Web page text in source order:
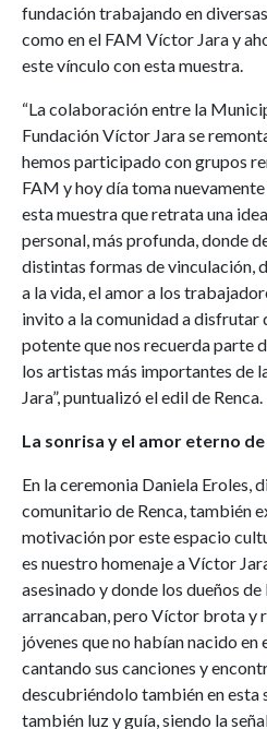
fundación trabajando en
como en el FAM Víctor Jara y
este vínculo con esta muestra.
“La colaboración entre la
Fundación Víctor Jara se
hemos participado con grupos
FAM y hoy día toma
esta muestra que retrata una
personal, más profunda, donde
distintas formas de vinculación,
a la vida, el amor a los
invito a la comunidad a disfrutar
potente que nos recuerda parte
los artistas más importantes de
Jara”, puntualizó el edil de Renca.
La sonrisa y el amor eterno
En la ceremonia Daniela Eroles,
comunitario de Renca, también
motivación por este espacio
es nuestro homenaje a Víctor
asesinado y donde los dueños
arrancaban, pero Víctor brota y
jóvenes que no habían nacido en
cantando sus canciones y
descubriéndolo también en esta
también luz y guía, siendo la